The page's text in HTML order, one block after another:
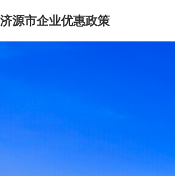
济源市企业优惠政策